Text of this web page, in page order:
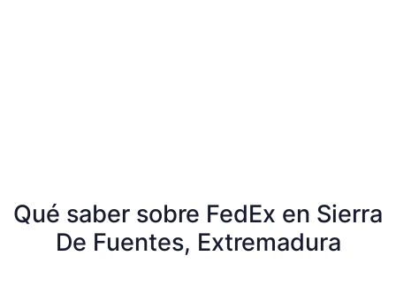
Qué saber sobre FedEx en Sierra
De Fuentes, Extremadura